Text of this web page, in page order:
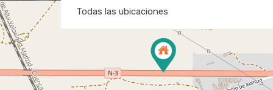
Todas las ubicaciones